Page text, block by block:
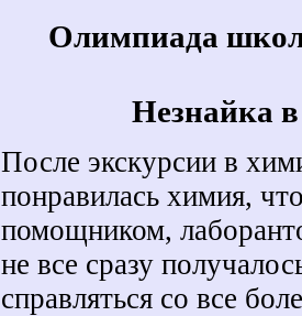
Олимпиада
Незнайка
После экскурсии в
понравилась химия,
помощником,
не все сразу
справляться со все